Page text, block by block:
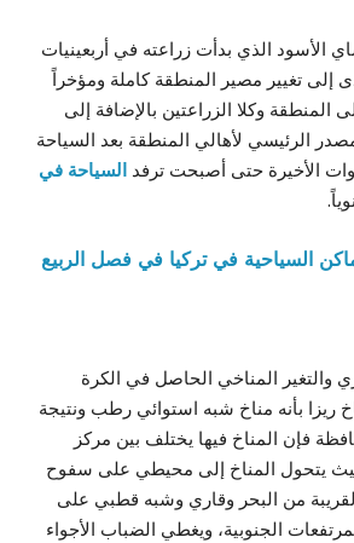
الأسود الذي بدأت زراعته في أربعينيات
إلى تغيير مصير المنطقة كاملة ومؤخراً
المنطقة وكلا الزراعتين بالإضافة إلى
الرئيسي لأهالي المنطقة بعد السياحة
الأخيرة حتى أصبحت ترفدالسياحة في
السياحية في تركيا في فصل الربيع
والتغير المناخي الحاصل في الكرة
ريزا بأنه مناخ شبه استوائي رطب ونتيجة
فإن المناخ فيها يختلف بين مركز
حيث يتحول المناخ إلى محيطي على سفوح
من البحر وقاري وشبه قطبي على
الجنوبية، ويغطي الضباب الأجواء